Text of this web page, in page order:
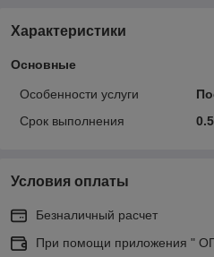
Характеристики
Основные
Особенности услуги
Срок выполнения
Условия оплаты
Безналичный расчет
При помощи приложения "